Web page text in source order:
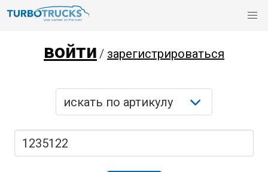
войти / зарегистрироваться